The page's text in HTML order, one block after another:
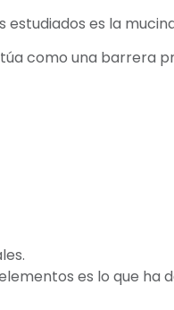
estudiados es la
como una barrera
es lo que ha